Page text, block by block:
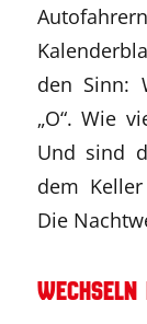
den Sinn:
„O“. Wie
Und sind
dem
Die